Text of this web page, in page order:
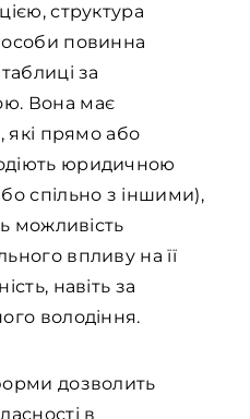
структура
особи повинна
за
Вона має
які прямо або
юридичною
спільно з іншими),
можливість
впливу на її
навіть за
володіння.
дозволить
в